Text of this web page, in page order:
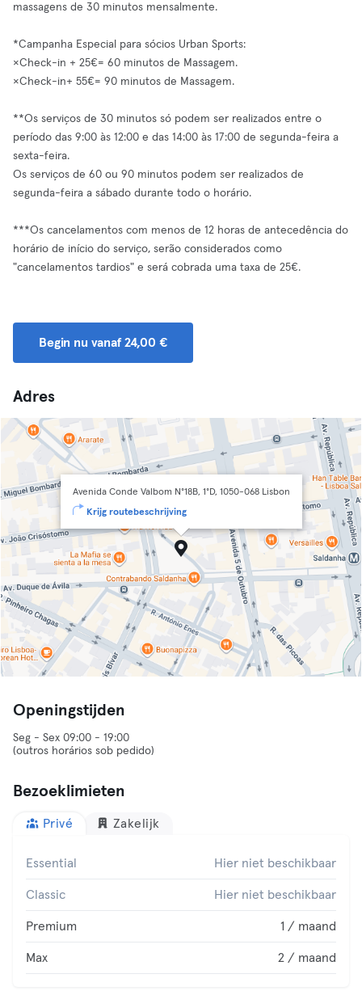
massagens de 30 minutos mensalmente.
*Campanha Especial para sócios Urban Sports:
×Check-in + 25€= 60 minutos de Massagem.
×Check-in+ 55€= 90 minutos de Massagem.
**Os serviços de 30 minutos só podem ser realizados entre o
período das 9:00 às 12:00 e das 14:00 às 17:00 de segunda-feira a
sexta-feira.
Os serviços de 60 ou 90 minutos podem ser realizados de
segunda-feira a sábado durante todo o horário.
***Os cancelamentos com menos de 12 horas de antecedência do
horário de início do serviço, serão considerados como
"cancelamentos tardios" e será cobrada uma taxa de 25€.
Begin nu vanaf 24,00 €
Adres
Avenida Conde Valbom N°18B, 1°D, 1050-068 Lisbon
Krijg routebeschrijving
Openingstijden
Seg - Sex 09:00 - 19:00
(outros horários sob pedido)
Bezoeklimieten
Privé Zakelijk
Essential Hier niet beschikbaar
Classic Hier niet beschikbaar
Premium 1 / maand
Max 2 / maand